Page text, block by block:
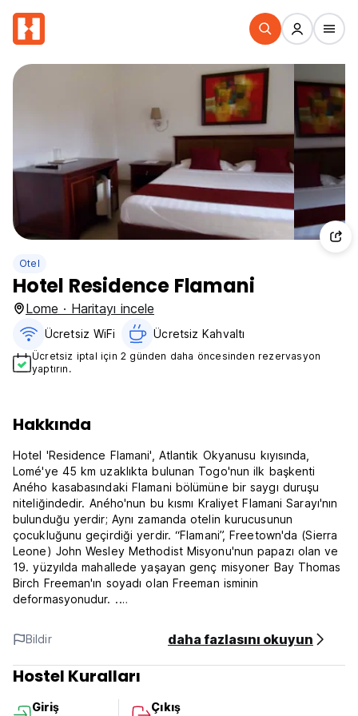
Otel
Hotel Residence Flamani
Lome · Haritayı incele
Ücretsiz WiFi Ücretsiz Kahvaltı‎
Ücretsiz iptal için 2 günden daha öncesinden rezervasyon
yaptırın.
Hakkında
Hotel 'Residence Flamani', Atlantik Okyanusu kıyısında,
Lomé'ye 45 km uzaklıkta bulunan Togo'nun ilk başkenti
Aného kasabasındaki Flamani bölümüne bir saygı duruşu
niteliğindedir. Aného'nun bu kısmı Kraliyet Flamani Sarayı'nın
bulunduğu yerdir; Aynı zamanda otelin kurucusunun
çocukluğunu geçirdiği yerdir. “Flamani”, Freetown'da (Sierra
Leone) John Wesley Methodist Misyonu'nun papazı olan ve
19. yüzyılda mahallede yaşayan genç misyoner Bay Thomas
Birch Freeman'ın soyadı olan Freeman isminin
deformasyonudur. .
Hotel Residence Flamani, La Cité de l'Union'da veya SITO-
Aéroport'ta, Lomé uluslararası havaalanı terminal binasının
karşısında, sadece 5 dakikalık yürüme mesafesinde yer alan,
havaalanına çok yakın, sakin bir yerleşim bölgesidir.
Otelin oda ve süitleri şu şehirlere ayrılmıştır: Accra, Bamako,
Bildir daha fazlasını okuyun
Hostel Kuralları
Giriş
Çıkış